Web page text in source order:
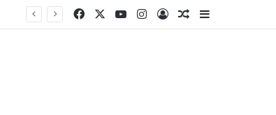
FacebookYouTubeInstagram
Log InRandom Article
Sidebar